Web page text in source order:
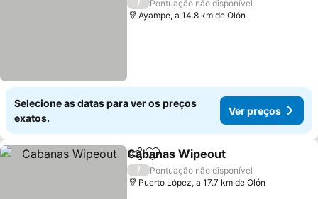
/
Pontuação não disponível
Ayampe, a 14.8 km de Olón
Selecione as datas para ver os preços
exatos.
Ver preços
PartilharAdicionar aos favoritos
Cabanas Wipeout
/
Pontuação não disponível
Puerto López, a 17.7 km de Olón